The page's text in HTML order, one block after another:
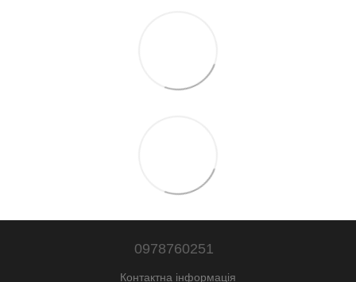
0978760251
Контактна інформація